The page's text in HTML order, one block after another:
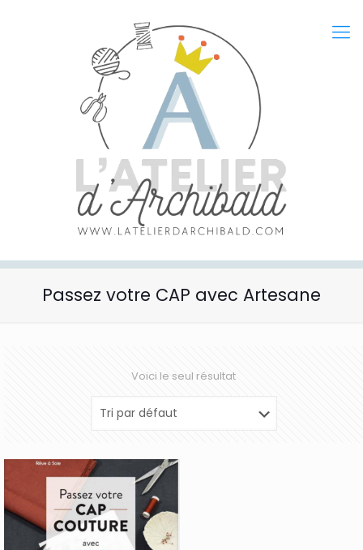
Passez votre CAP avec Artesane
Voici le seul résultat